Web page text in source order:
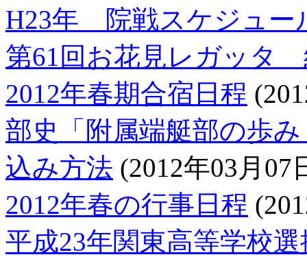
H23年 院戦スケジュー
第61回お花見レガッタ
2012年春期合宿日程
部史「附属端艇部の歩
込み方法 (2012年03月07
2012年春の行事日程
平成23年関東高等学校